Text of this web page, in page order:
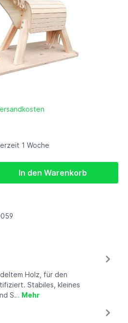
1 Woche
In den Warenkorb
Holz, für den
Stabiles, kleines
S… Mehr